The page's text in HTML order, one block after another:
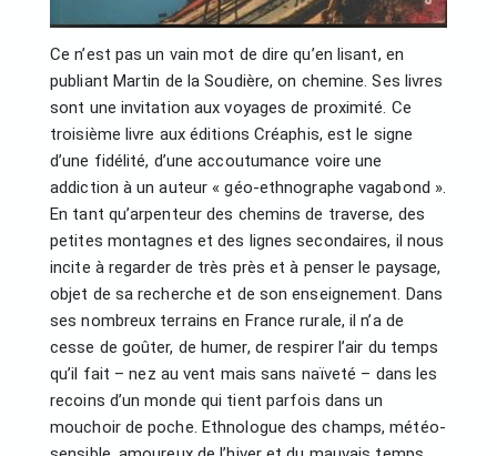
Ce n’est pas un vain mot de dire qu’en lisant, en
publiant Martin de la Soudière, on chemine. Ses livres
sont une invitation aux voyages de proximité. Ce
troisième livre aux éditions Créaphis, est le signe
d’une fidélité, d’une accoutumance voire une
addiction à un auteur « géo-ethnographe vagabond ».
En tant qu’arpenteur des chemins de traverse, des
petites montagnes et des lignes secondaires, il nous
incite à regarder de très près et à penser le paysage,
objet de sa recherche et de son enseignement. Dans
ses nombreux terrains en France rurale, il n’a de
cesse de goûter, de humer, de respirer l’air du temps
qu’il fait – nez au vent mais sans naïveté – dans les
recoins d’un monde qui tient parfois dans un
mouchoir de poche. Ethnologue des champs, météo-